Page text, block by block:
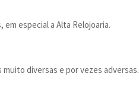
especial a Alta Relojoaria.
diversas e por vezes adversas.